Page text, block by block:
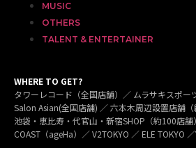
MUSIC
OTHERS
TALENT & ENTERTAINER
WHERE TO GET?
タワーレコード（全国店舗）／ ムラサキスポー
Salon Asian(全国店舗) ／ 六本木周辺設置店舗
池袋・恵比寿・代官山・新宿SHOP（約100店舗
COAST（ageHa）／ V2TOKYO ／ ELE TOKYO